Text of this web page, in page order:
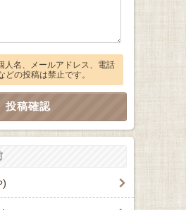
人名、メールアドレス、電話
どの投稿は禁止です。
)